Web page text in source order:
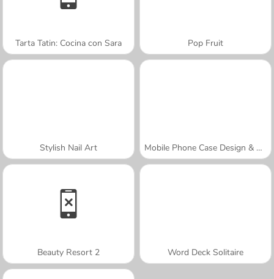
Tarta Tatin: Cocina con Sara Pop Fruit
Stylish Nail Art Mobile Phone Case Design & DIY
Beauty Resort 2 Word Deck Solitaire